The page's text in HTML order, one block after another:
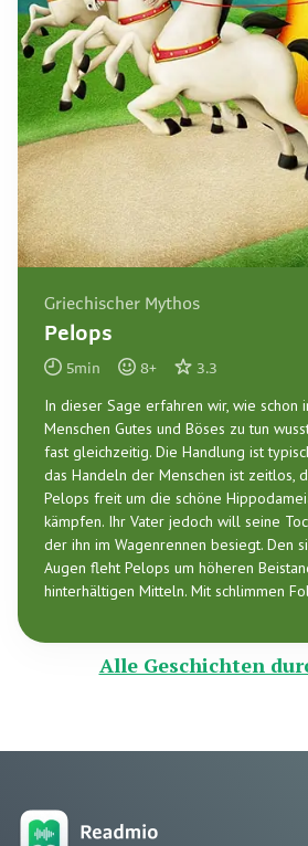
Griechischer Mythos
Pelops
5min 8+ 3.3
In dieser Sage erfahren wir, wie schon
Menschen Gutes und Böses zu tun
fast gleichzeitig. Die Handlung ist
das Handeln der Menschen ist zeitlos,
Pelops freit um die schöne
kämpfen. Ihr Vater jedoch will seine
der ihn im Wagenrennen besiegt. Den
Augen fleht Pelops um höheren
hinterhältigen Mitteln. Mit schlimmen
Alle Geschichten